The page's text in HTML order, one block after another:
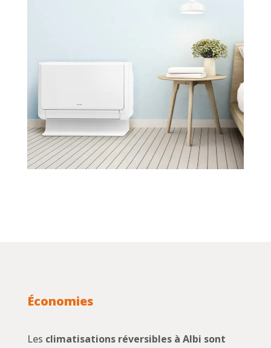
Économies
Les climatisations réversibles à Albi sont